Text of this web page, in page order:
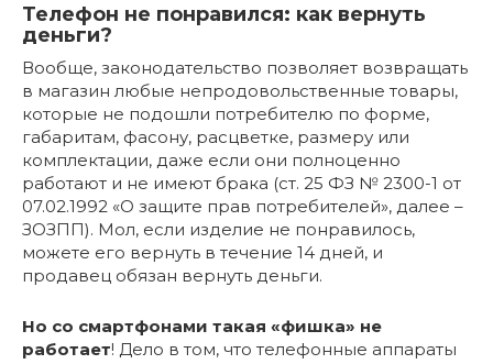
Телефон не понравился: как вернуть
деньги?
Вообще, законодательство позволяет возвращать
в магазин любые непродовольственные товары,
которые не подошли потребителю по форме,
габаритам, фасону, расцветке, размеру или
комплектации, даже если они полноценно
работают и не имеют брака (ст. 25 ФЗ № 2300-1 от
07.02.1992 «О защите прав потребителей», далее –
ЗОЗПП). Мол, если изделие не понравилось,
можете его вернуть в течение 14 дней, и
продавец обязан вернуть деньги.
Но со смартфонами такая «фишка» не
работает! Дело в том, что телефонные аппараты